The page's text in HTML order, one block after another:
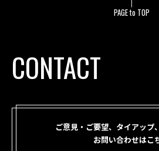
PAGE to TOP
CONTACT
ご意見・ご要望、タイアップ
お問い合わせはこ